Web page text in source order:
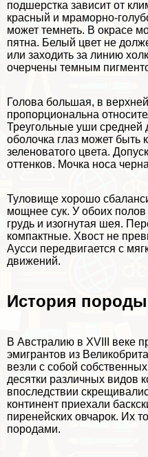
подшерстка зависит от
красный и мраморно-
может темнеть. В окрасе
пятна. Белый цвет не
или заходить за линию
очерчены темным
Голова большая, в
пропорциональна
Треугольные уши средней
оболочка глаз может быть
зеленоватого цвета.
оттенков. Мочка носа
Туловище хорошо
мощнее сук. У обоих
гpyдь и изогнутая шея.
компактные. Хвост не
Аусси передвигается с
движений.
История породы
В Австралию в XVIII веке
эмигрантов из
везли с собой
десятки различных видов
впоследствии
континент приехали
пиренейских овчарок. Их
породами.